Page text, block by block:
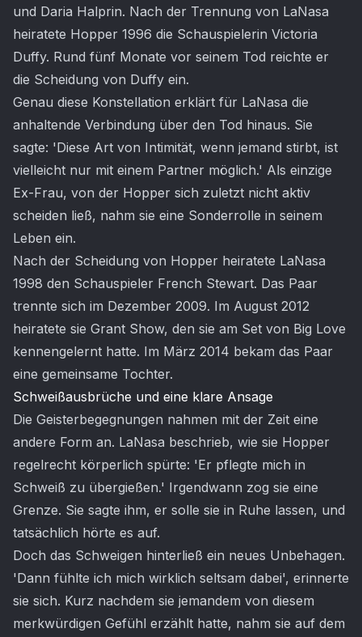
und Daria Halprin. Nach der Trennung von LaNasa
heiratete Hopper 1996 die Schauspielerin Victoria
Duffy. Rund fünf Monate vor seinem Tod reichte er
die Scheidung von Duffy ein.
Genau diese Konstellation erklärt für LaNasa die
anhaltende Verbindung über den Tod hinaus. Sie
sagte: 'Diese Art von Intimität, wenn jemand stirbt, ist
vielleicht nur mit einem Partner möglich.' Als einzige
Ex-Frau, von der Hopper sich zuletzt nicht aktiv
scheiden ließ, nahm sie eine Sonderrolle in seinem
Leben ein.
Nach der Scheidung von Hopper heiratete LaNasa
1998 den Schauspieler French Stewart. Das Paar
trennte sich im Dezember 2009. Im August 2012
heiratete sie Grant Show, den sie am Set von Big Love
kennengelernt hatte. Im März 2014 bekam das Paar
eine gemeinsame Tochter.
Schweißausbrüche und eine klare Ansage
Die Geisterbegegnungen nahmen mit der Zeit eine
andere Form an. LaNasa beschrieb, wie sie Hopper
regelrecht körperlich spürte: 'Er pflegte mich in
Schweiß zu übergießen.' Irgendwann zog sie eine
Grenze. Sie sagte ihm, er solle sie in Ruhe lassen, und
tatsächlich hörte es auf.
Doch das Schweigen hinterließ ein neues Unbehagen.
'Dann fühlte ich mich wirklich seltsam dabei', erinnerte
sie sich. Kurz nachdem sie jemandem von diesem
merkwürdigen Gefühl erzählt hatte, nahm sie auf dem